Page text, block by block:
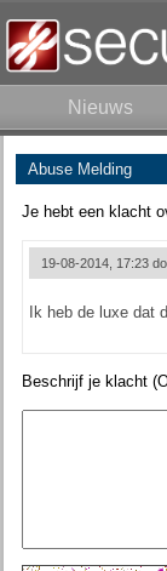
Nieuws
Abuse Melding
Je hebt een klacht
19-08-2014, 17:23
Ik heb de luxe dat
Beschrijf je klacht